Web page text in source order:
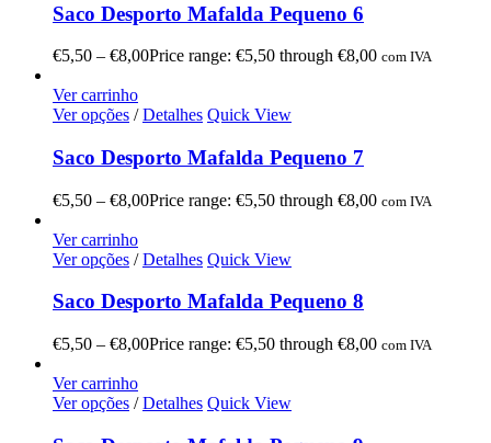
Saco Desporto Mafalda Pequeno 6
€5,50 – €8,00Price range: €5,50 through €8,00 com IVA
Ver carrinho
Ver opções / Detalhes Quick View
Saco Desporto Mafalda Pequeno 7
€5,50 – €8,00Price range: €5,50 through €8,00 com IVA
Ver carrinho
Ver opções / Detalhes Quick View
Saco Desporto Mafalda Pequeno 8
€5,50 – €8,00Price range: €5,50 through €8,00 com IVA
Ver carrinho
Ver opções / Detalhes Quick View